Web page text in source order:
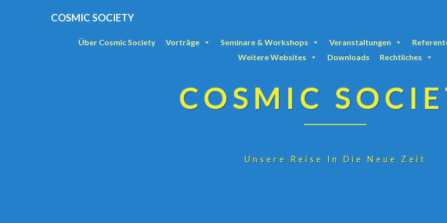
COSMIC SOCIETY
Über Cosmic Society Vorträge Seminare & Workshops Veranstaltungen
Weitere Websites
Downloads Rechtliches
COSMIC
Unsere Reise In Die Neue Zeit